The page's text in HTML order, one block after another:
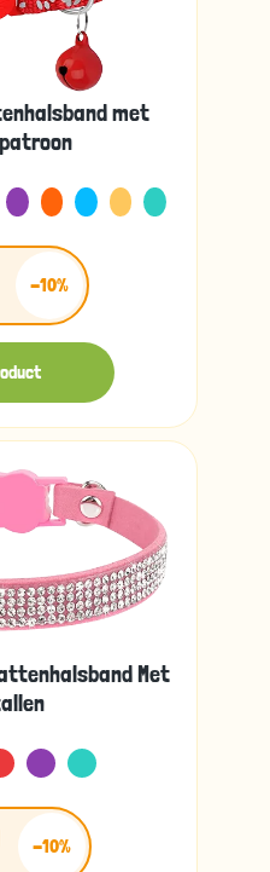
met
-10%
Met
-10%